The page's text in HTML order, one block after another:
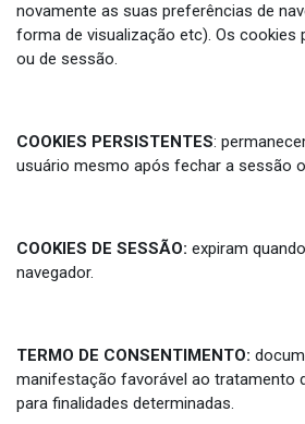
novamente as suas preferências de
forma de visualização etc). Os cookies
ou de sessão.
COOKIES PERSISTENTES:
usuário mesmo após fechar a sessão
COOKIES DE SESSÃO: expiram
navegador.
TERMO DE CONSENTIMENTO:
manifestação favorável ao tratamento
para finalidades determinadas.